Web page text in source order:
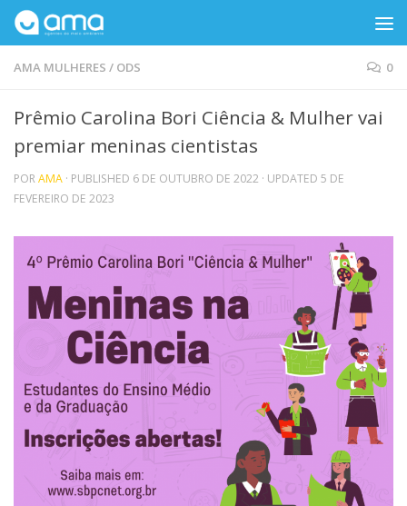
Skip to content
AMA MULHERES / ODS 0
Prêmio Carolina Bori Ciência & Mulher vai
premiar meninas cientistas
PORAMA · PUBLISHED 6 DE OUTUBRO DE 2022 · UPDATED 5 DE
FEVEREIRO DE 2023